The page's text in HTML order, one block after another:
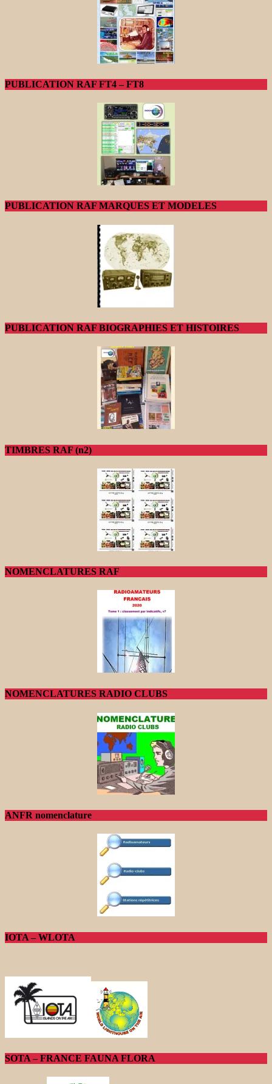
PUBLICATION RAF FT4 – FT8
PUBLICATION RAF MARQUES ET MODELES
PUBLICATION RAF BIOGRAPHIES ET HISTOIRES
TIMBRES RAF (n2)
NOMENCLATURES RAF
NOMENCLATURES RADIO CLUBS
ANFR nomenclature
IOTA – WLOTA
SOTA – FRANCE FAUNA FLORA